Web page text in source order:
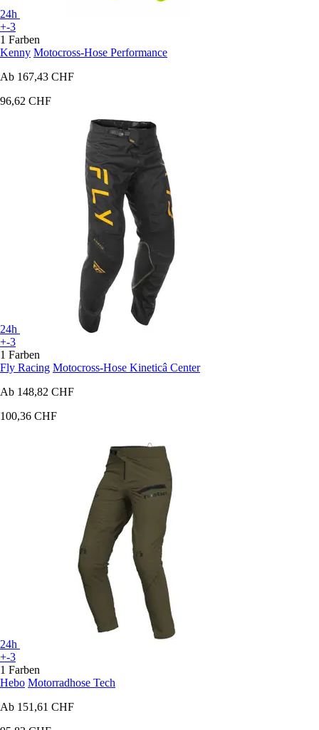
24h
+-3
1 Farben
Kenny Motocross-Hose Performance
Ab 167,43 CHF
96,62 CHF
24h
+-3
1 Farben
Fly Racing Motocross-Hose Kineticâ Center
Ab 148,82 CHF
100,36 CHF
24h
+-3
1 Farben
Hebo Motorradhose Tech
Ab 151,61 CHF